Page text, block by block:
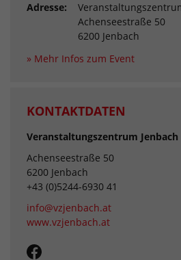
Adresse:
Achenseestraße 50
6200 Jenbach
» Mehr Infos zum Event
KONTAKTDATEN
Veranstaltungszentrum Jenbach
Achenseestraße 50
6200 Jenbach
+43 (0)5244-6930 41
info@vzjenbach.at
www.vzjenbach.at